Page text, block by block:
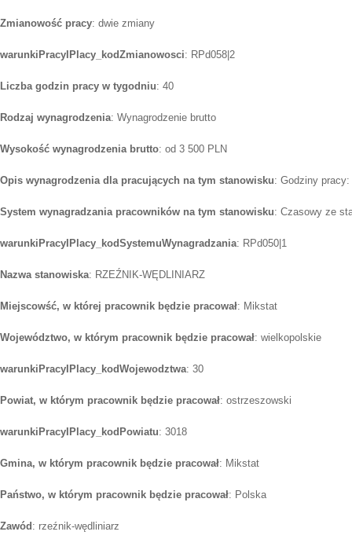
Zmianowość pracy: dwie zmiany
warunkiPracyIPlacy_kodZmianowosci: RPd058|2
Liczba godzin pracy w tygodniu: 40
Rodzaj wynagrodzenia: Wynagrodzenie brutto
Wysokość wynagrodzenia brutto: od 3 500 PLN
Opis wynagrodzenia dla pracujących na tym stanowisku: Godziny
System wynagradzania pracowników na tym stanowisku: Czasowy ze
warunkiPracyIPlacy_kodSystemuWynagradzania: RPd050|1
Nazwa stanowiska: RZEŹNIK-WĘDLINIARZ
Miejscowść, w której pracownik będzie pracował: Mikstat
Województwo, w którym pracownik będzie pracował: wielkopolskie
warunkiPracyIPlacy_kodWojewodztwa: 30
Powiat, w którym pracownik będzie pracował: ostrzeszowski
warunkiPracyIPlacy_kodPowiatu: 3018
Gmina, w którym pracownik będzie pracował: Mikstat
Państwo, w którym pracownik będzie pracował: Polska
Zawód : rzeźnik-wędliniarz